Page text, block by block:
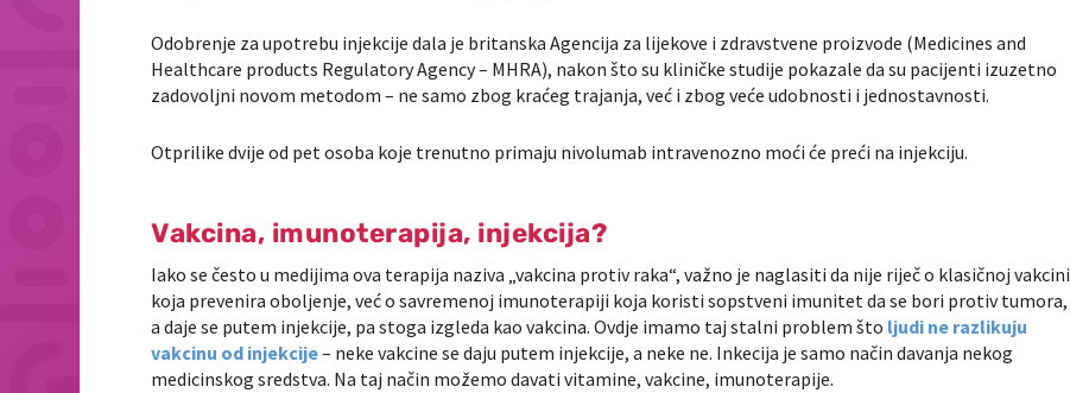
Odobrenje za upotrebu injekcije dala je britanska Agencija za lijekove i zdravstvene proizvode (Medicines and
Healthcare products Regulatory Agency – MHRA), nakon što su kliničke studije pokazale da su pacijenti izuzetno
zadovoljni novom metodom – ne samo zbog kraćeg trajanja, već i zbog veće udobnosti i jednostavnosti.
Otprilike dvije od pet osoba koje trenutno primaju nivolumab intravenozno moći će preći na injekciju.
Vakcina, imunoterapija, injekcija?
Iako se često u medijima ova terapija naziva „vakcina protiv raka“, važno je naglasiti da nije riječ o klasičnoj vakcini
koja prevenira oboljenje, već o savremenoj imunoterapiji koja koristi sopstveni imunitet da se bori protiv tumora,
a daje se putem injekcije, pa stoga izgleda kao vakcina. Ovdje imamo taj stalni problem što ljudi ne razlikuju
vakcinu od injekcije– neke vakcine se daju putem injekcije, a neke ne. Inkecija je samo način davanja nekog
medicinskog sredstva. Na taj način možemo davati vitamine, vakcine, imunoterapije.